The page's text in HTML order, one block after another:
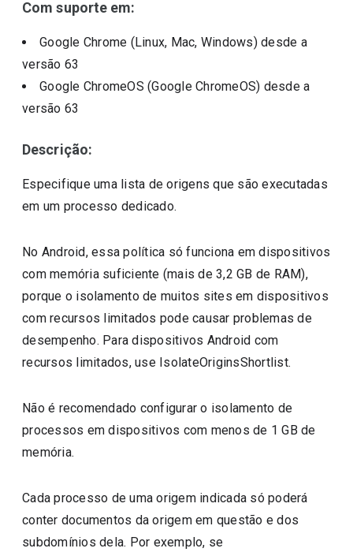
Com suporte em:
Google Chrome (Linux, Mac, Windows)desde a
versão 63
Google ChromeOS (Google ChromeOS) desde a
versão 63
Descrição:
Especifique uma lista de origens que são executadas
em um processo dedicado.
No Android, essa política só funciona em dispositivos
com memória suficiente (mais de 3,2 GB de RAM),
porque o isolamento de muitos sites em dispositivos
com recursos limitados pode causar problemas de
desempenho. Para dispositivos Android com
recursos limitados, use IsolateOriginsShortlist.
Não é recomendado configurar o isolamento de
processos em dispositivos com menos de 1 GB de
memória.
Cada processo de uma origem indicada só poderá
conter documentos da origem em questão e dos
subdomínios dela. Por exemplo, se